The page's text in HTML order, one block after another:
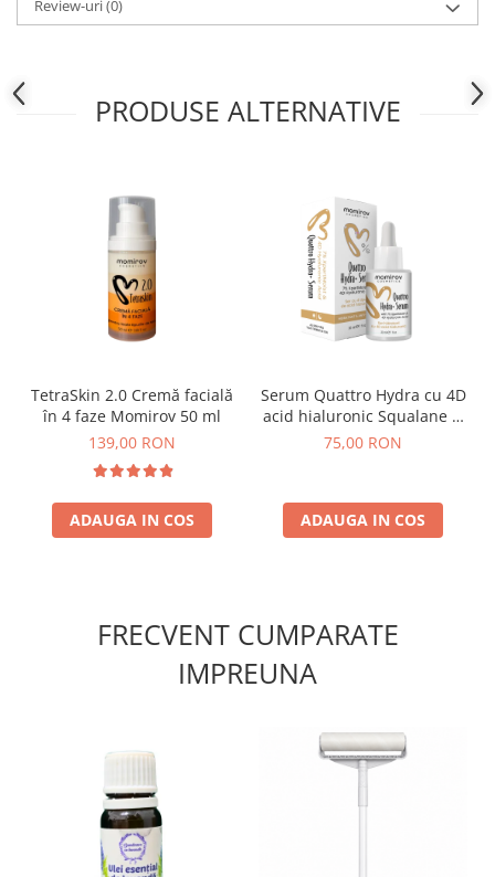
Review-uri(0)
PRODUSE ALTERNATIVE
TetraSkin 2.0 Cremă facială
în 4 faze Momirov 50 ml
139,00 RON
ADAUGA IN COS
Serum Quattro Hydra cu 4D
acid hialuronic Squalane si
Ectoina Momirov 30 ml
75,00 RON
ADAUGA IN COS
FRECVENT CUMPARATE
IMPREUNA